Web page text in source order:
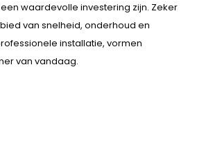
waardevolle investering zijn. Zeker
van snelheid, onderhoud en
installatie, vormen
van vandaag.